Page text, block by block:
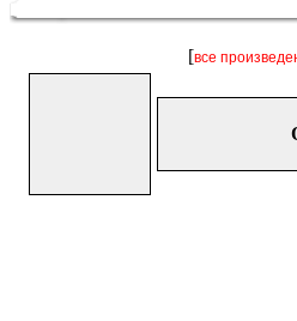
[все